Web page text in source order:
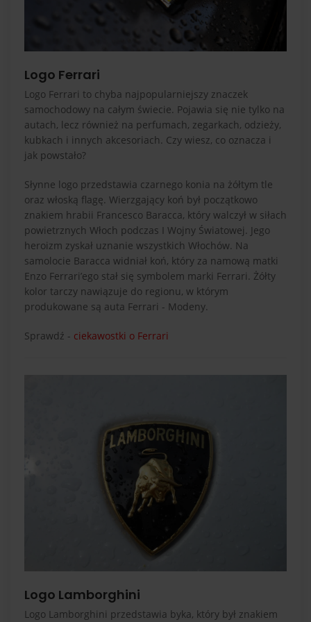
Logo Ferrari
Logo Ferrari to chyba najpopularniejszy znaczek
samochodowy na całym świecie. Pojawia się nie tylko na
autach, lecz również na perfumach, zegarkach, odzieży,
kubkach i innych akcesoriach. Czy wiesz, co oznacza i
jak powstało?
Słynne logo przedstawia czarnego konia na żółtym tle
oraz włoską flagę. Wierzgający koń był początkowo
znakiem hrabii Francesco Baracca, który walczył w siłach
powietrznych Włoch podczas I Wojny Światowej. Jego
heroizm zyskał uznanie wszystkich Włochów. Na
samolocie Baracca widniał koń, który za namową matki
Enzo Ferrari’ego stał się symbolem marki Ferrari. Żółty
kolor tarczy nawiązuje do regionu, w którym
produkowane są auta Ferrari - Modeny.
Sprawdź - ciekawostki o Ferrari
Logo Lamborghini
Logo Lamborghini przedstawia byka, który był znakiem